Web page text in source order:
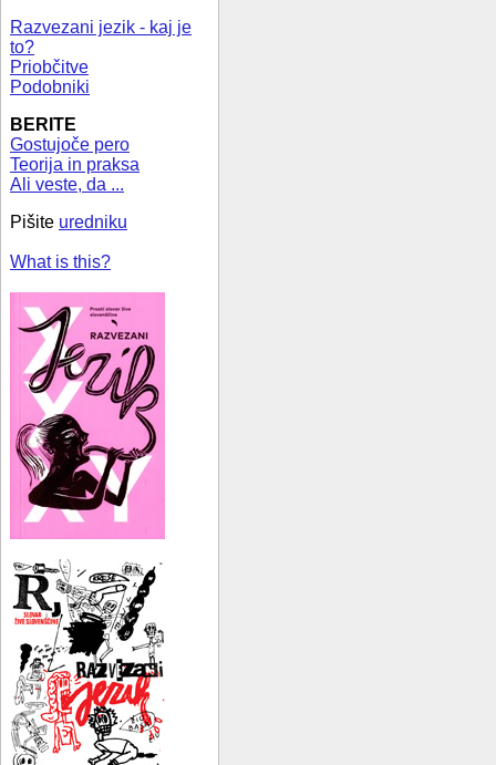
Razvezani jezik - kaj je
to?
Priobčitve
Podobniki
BERITE
Gostujoče pero
Teorija in praksa
Ali veste, da ...
Pišite uredniku
What is this?